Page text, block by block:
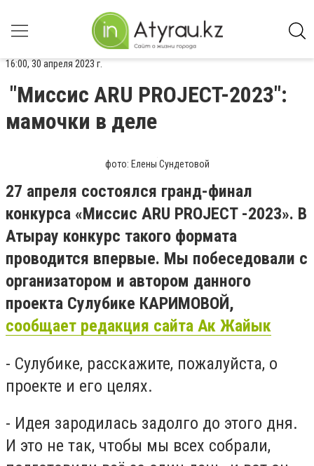
16:00, 30 апреля 2023 г.
"Миссис ARU PROJECT-2023":
мамочки в деле
фото: Елены Сундетовой
27 апреля состоялся гранд-финал
конкурса «Миссис ARU PROJECT -2023». В
Атырау конкурс такого формата
проводится впервые. Мы побеседовали с
организатором и автором данного
проекта Сулубике КАРИМОВОЙ,
сообщает редакция сайта Ак Жайык
- Сулубике, расскажите, пожалуйста, о
проекте и его целях.
- Идея зародилась задолго до этого дня.
И это не так, чтобы мы всех собрали,